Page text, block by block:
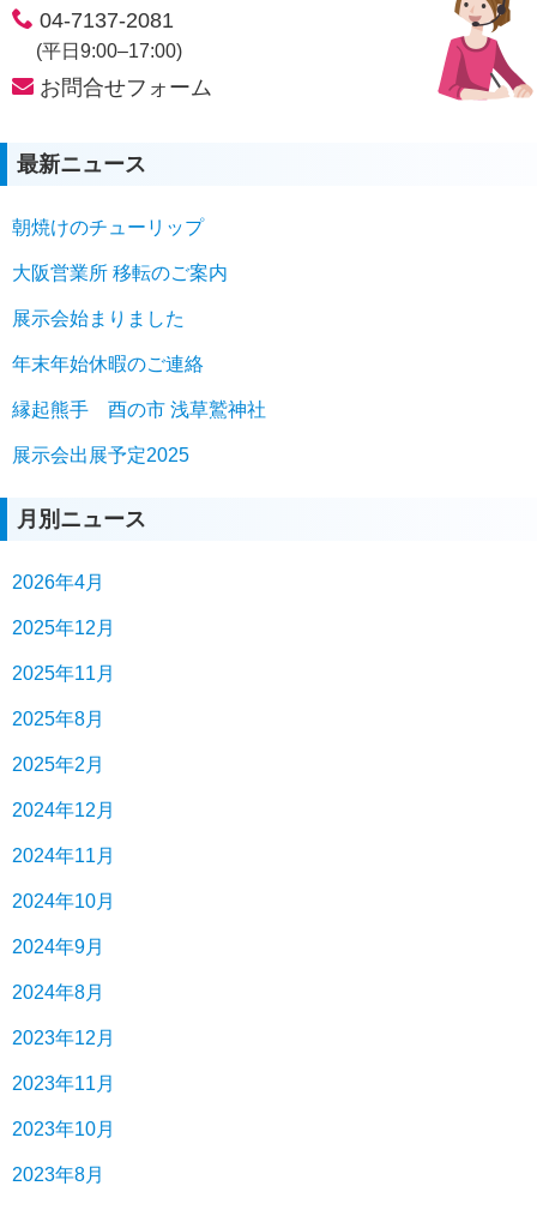
04-7137-2081
(平日9:00–17:00)
お問合せフォーム
最新ニュース
朝焼けのチューリップ
大阪営業所 移転のご案内
展示会始まりました
年末年始休暇のご連絡
縁起熊手 酉の市 浅草鷲神社
展示会出展予定2025
月別ニュース
2026年4月
2025年12月
2025年11月
2025年8月
2025年2月
2024年12月
2024年11月
2024年10月
2024年9月
2024年8月
2023年12月
2023年11月
2023年10月
2023年8月